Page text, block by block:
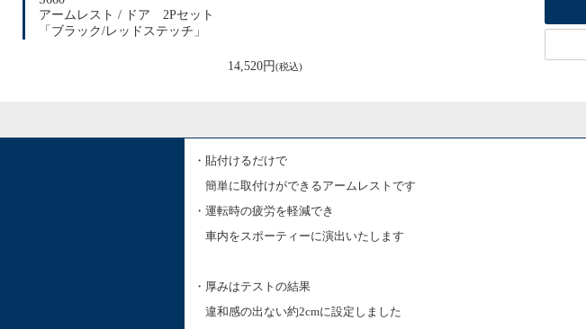
アームレスト / ドア 2Pセット
「ブラック/レッドステッチ」
14,520円(税込)
・貼付けるだけで
簡単に取付けができるアームレストです
・運転時の疲労を軽減でき
車内をスポーティーに演出いたします
・厚みはテストの結果
違和感の出ない約2cmに設定しました